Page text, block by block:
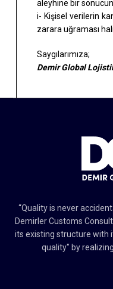
aleyhine bir
i- Kişisel verilerin
zarara uğraması
Saygılarımıza;
Demir Global
“Quality is never
Demirler Customs
its existing structure with
quality" by